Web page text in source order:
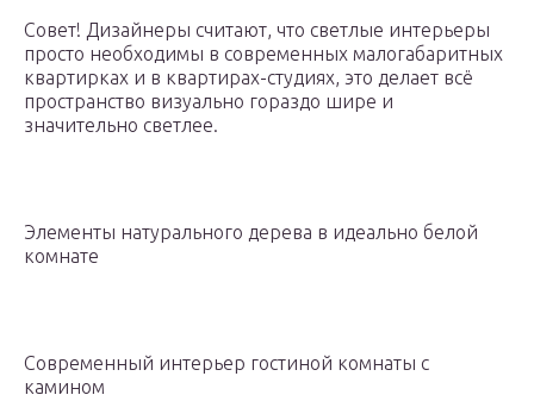
Совет! Дизайнеры считают, что светлые интерьеры
просто необходимы в современных малогабаритных
квартирках и в квартирах-студиях, это делает всё
пространство визуально гораздо шире и
значительно светлее.
Элементы натурального дерева в идеально белой
комнате
Современный интерьер гостиной комнаты с
камином